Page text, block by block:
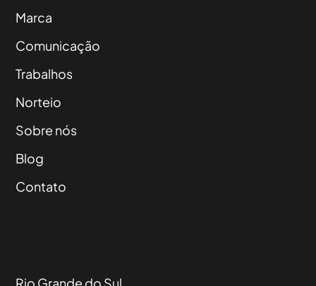
Marca
Comunicação
Trabalhos
Norteio
Sobre nós
Blog
Contato
Rio Grande do Sul,